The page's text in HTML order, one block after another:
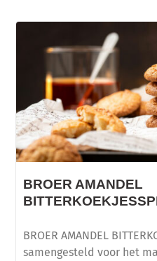
BROER AMANDEL
BROER AMANDEL
samengesteld voor het